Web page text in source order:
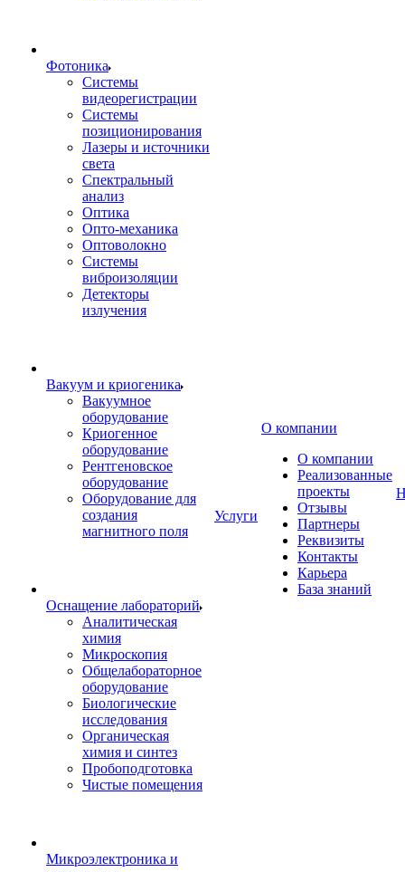
Фотоника
Cистемы
видеорегистрации
Системы
позиционирования
Лазеры и источники
света
Спектральный
анализ
Оптика
Опто-механика
Оптоволокно
Системы
виброизоляции
Детекторы
излучения
Вакуум и криогеника
Вакуумное
оборудование
Криогенное
оборудование
Рентгеновское
оборудование
Оборудование для
создания
магнитного поля
Оснащение лабораторий
Аналитическая
химия
Микроскопия
Общелабораторное
оборудование
Биологические
исследования
Органическая
химия и синтез
Пробоподготовка
Чистые помещения
Микроэлектроника и
Услуги
О компании
О компании
Реализованные
проекты
Отзывы
Партнеры
Реквизиты
Контакты
Карьера
База знаний